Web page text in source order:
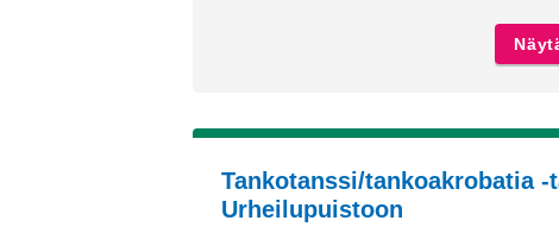
Tankotanssi/tankoakrobatia -
Urheilupuistoon